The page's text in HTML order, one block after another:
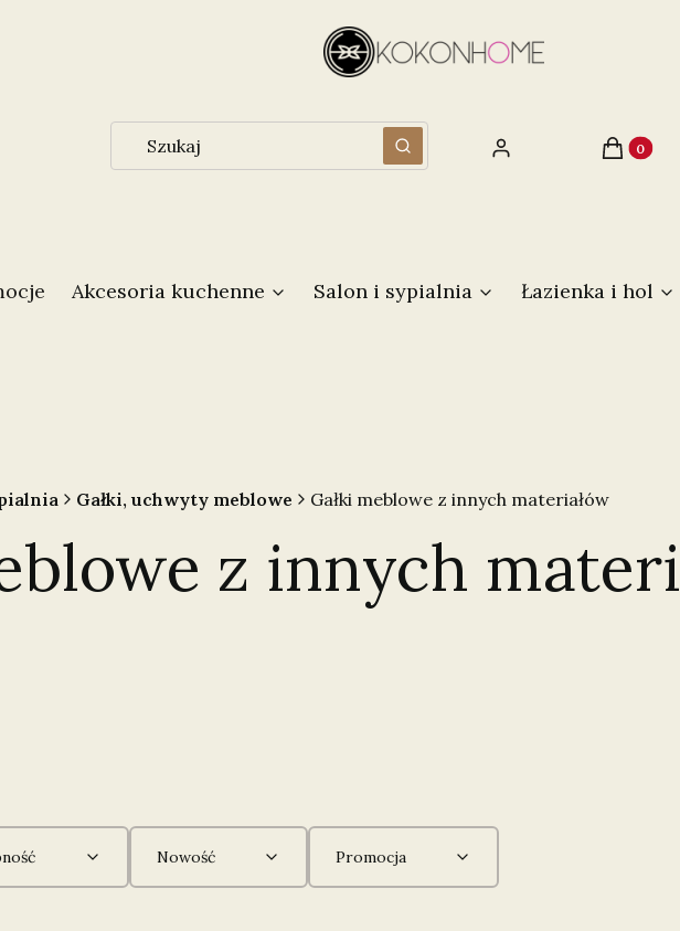
WyczyśćSzukaj Zaloguj się Produkty
Koszyk
Akcesoria kuchenne Salon i sypialnia Łazienka i hol
Gałki, uchwyty meblowe Gałki meblowe z innych materiałów
z innych
Nowość Promocja